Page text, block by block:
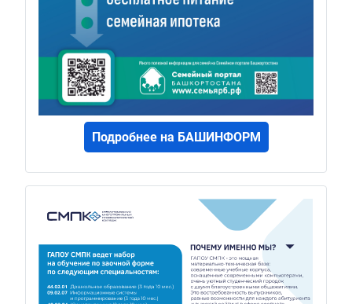
Подробнее на БАШИНФОРМ